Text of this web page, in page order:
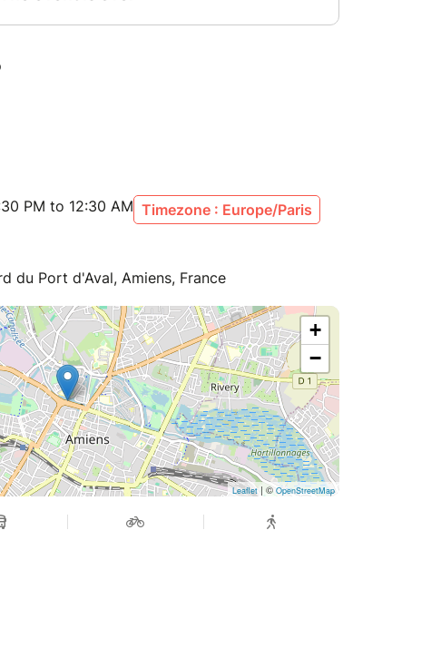
barbecue et accessoires à dispo.
places est limité à 160 personnes pour cet
est, quand à elle, limitée à 50 personnes,
PM to 12:30 AM Timezone : Europe/Paris
du Port d'Aval, Amiens, France
+
−
Leaflet| ©OpenStreetMap